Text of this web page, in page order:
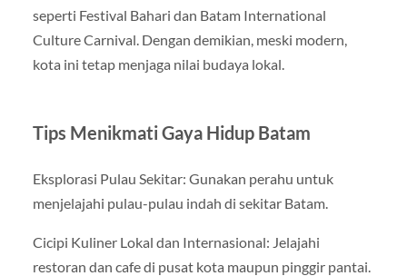
seperti Festival Bahari dan Batam International
Culture Carnival. Dengan demikian, meski modern,
kota ini tetap menjaga nilai budaya lokal.
Tips Menikmati Gaya Hidup Batam
Eksplorasi Pulau Sekitar: Gunakan perahu untuk
menjelajahi pulau-pulau indah di sekitar Batam.
Cicipi Kuliner Lokal dan Internasional: Jelajahi
restoran dan cafe di pusat kota maupun pinggir pantai.